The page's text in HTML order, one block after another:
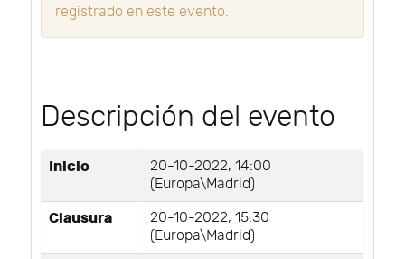
registrado en este evento.
Descripción del evento
Inicio
20-10-2022, 14:00
(Europa\Madrid)
Clausura
20-10-2022, 15:30
(Europa\Madrid)